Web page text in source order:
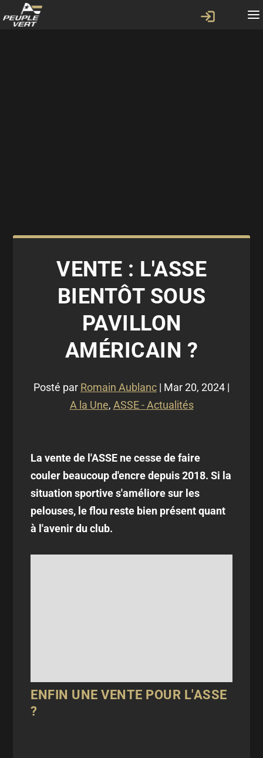
VENTE : L'ASSE
BIENTÔT SOUS
PAVILLON
AMÉRICAIN ?
Posté par Romain Aublanc | Mar 20, 2024 |
A la Une, ASSE - Actualités
La vente de l'ASSE ne cesse de faire
couler beaucoup d'encre depuis 2018. Si la
situation sportive s'améliore sur les
pelouses, le flou reste bien présent quant
à l'avenir du club.
ENFIN UNE VENTE POUR L'ASSE
?